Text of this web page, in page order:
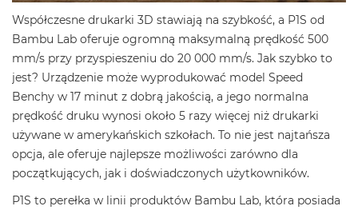
Współczesne drukarki 3D stawiają na szybkość, a P1S od
Bambu Lab oferuje ogromną maksymalną prędkość 500
mm/s przy przyspieszeniu do 20 000 mm/s. Jak szybko to
jest? Urządzenie może wyprodukować model Speed
Benchy w 17 minut z dobrą jakością, a jego normalna
prędkość druku wynosi około 5 razy więcej niż drukarki
używane w amerykańskich szkołach. To nie jest najtańsza
opcja, ale oferuje najlepsze możliwości zarówno dla
początkujących, jak i doświadczonych użytkowników.
P1S to perełka w linii produktów Bambu Lab, która posiada